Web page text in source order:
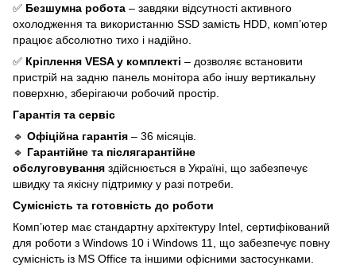
✅ Безшумна робота – завдяки відсутності активного
охолодження та використанню SSD замість HDD, комп’ютер
працює абсолютно тихо і надійно.
✅ Кріплення VESA у комплекті – дозволяє встановити
пристрій на задню панель монітора або іншу вертикальну
поверхню, зберігаючи робочий простір.
Гарантія та сервіс
🔹 Офіційна гарантія – 36 місяців.
🔹 Гарантійне та післягарантійне
обслуговування здійснюється в Україні, що забезпечує
швидку та якісну підтримку у разі потреби.
Сумісність та готовність до роботи
Комп’ютер має стандартну архітектуру Intel, сертифікований
для роботи з Windows 10 і Windows 11, що забезпечує повну
сумісність із MS Office та іншими офісними застосунками.